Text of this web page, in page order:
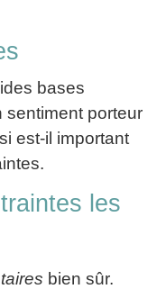
bases
sentiment porteur
est-il important
les
bien sûr.